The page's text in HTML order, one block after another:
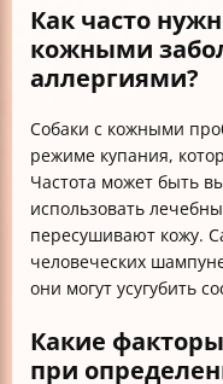
Как часто
кожными
аллергиями?
Собаки с кожными
режиме купания,
Частота может быть
использовать
пересушивают кожу.
человеческих
они могут усугубить
Какие
при